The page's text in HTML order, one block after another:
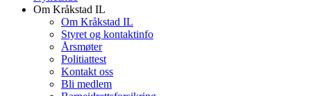
Om Kråkstad IL
Om Kråkstad IL
Styret og kontaktinfo
Årsmøter
Politiattest
Kontakt oss
Bli medlem